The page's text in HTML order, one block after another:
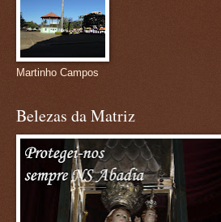
Martinho Campos
Belezas da Matriz